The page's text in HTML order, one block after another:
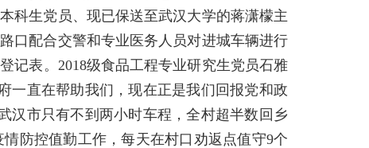
科生党员、现已保送至武汉大学的蒋潇檬主
口配合交警和专业医务人员对进城车辆进行
记表。2018级食品工程专业研究生党员石雅
一直在帮助我们，现在正是我们回报党和政
汉市只有不到两小时车程，全村超半数回乡
防控值勤工作，每天在村口劝返点值守9个